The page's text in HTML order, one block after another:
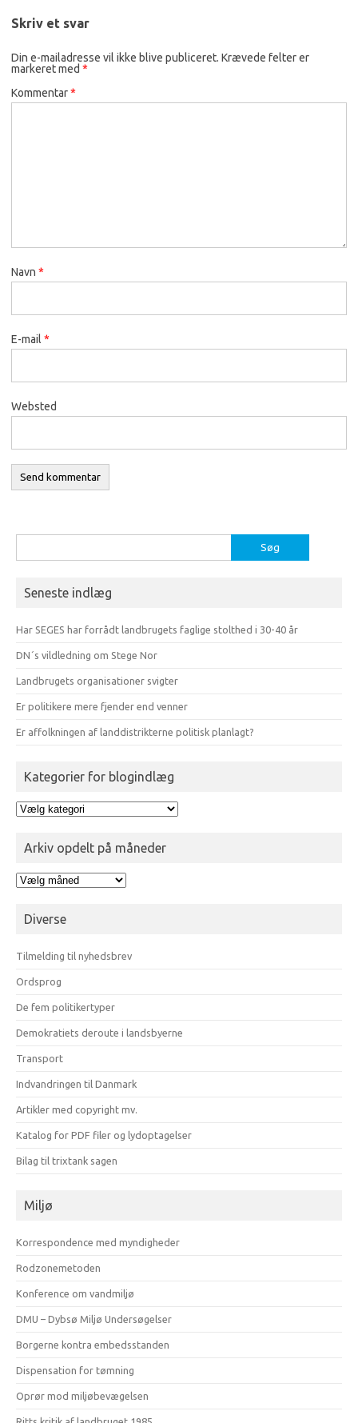
Skriv et svar
Din e-mailadresse vil ikke blive publiceret. Krævede felter er
markeret med *
Kommentar*
Navn *
E-mail *
Websted
efter:
Seneste indlæg
Har SEGES har forrådt landbrugets faglige stolthed i 30-40 år
DN´s vildledning om Stege Nor
Landbrugets organisationer svigter
Er politikere mere fjender end venner
Er affolkningen af landdistrikterne politisk planlagt?
Kategorier for blogindlæg
Kategorier
Arkiv opdelt på måneder
Arkiv
måneder
Diverse
Tilmelding til nyhedsbrev
Ordsprog
De fem politikertyper
Demokratiets deroute i landsbyerne
Transport
Indvandringen til Danmark
Artikler med copyright mv.
Katalog for PDF filer og lydoptagelser
Bilag til trixtank sagen
Miljø
Korrespondence med myndigheder
Rodzonemetoden
Konference om vandmiljø
DMU – Dybsø Miljø Undersøgelser
Borgerne kontra embedsstanden
Dispensation for tømning
Oprør mod miljøbevægelsen